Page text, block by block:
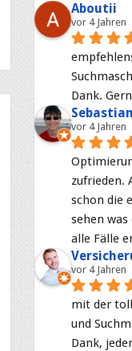
Aboutii
vor 4 Jahren
Dank.
vor 4 Jahren
zufrieden.
schon die
sehen
alle Fälle
vor 4 Jahren
mit der
und
Dank,